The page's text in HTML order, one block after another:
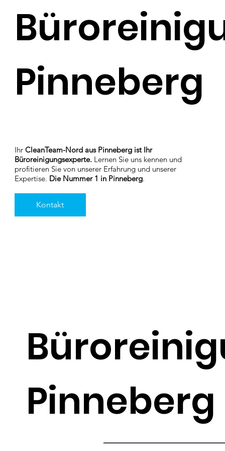
Pinneberg
Ihr CleanTeam-Nord aus Pinneberg ist Ihr
Büroreinigungsexperte.Lernen Sie uns kennen und
profitieren Sie von unserer Erfahrung und unserer
Expertise. Die Nummer 1 in Pinneberg.
Kontakt
Pinneberg